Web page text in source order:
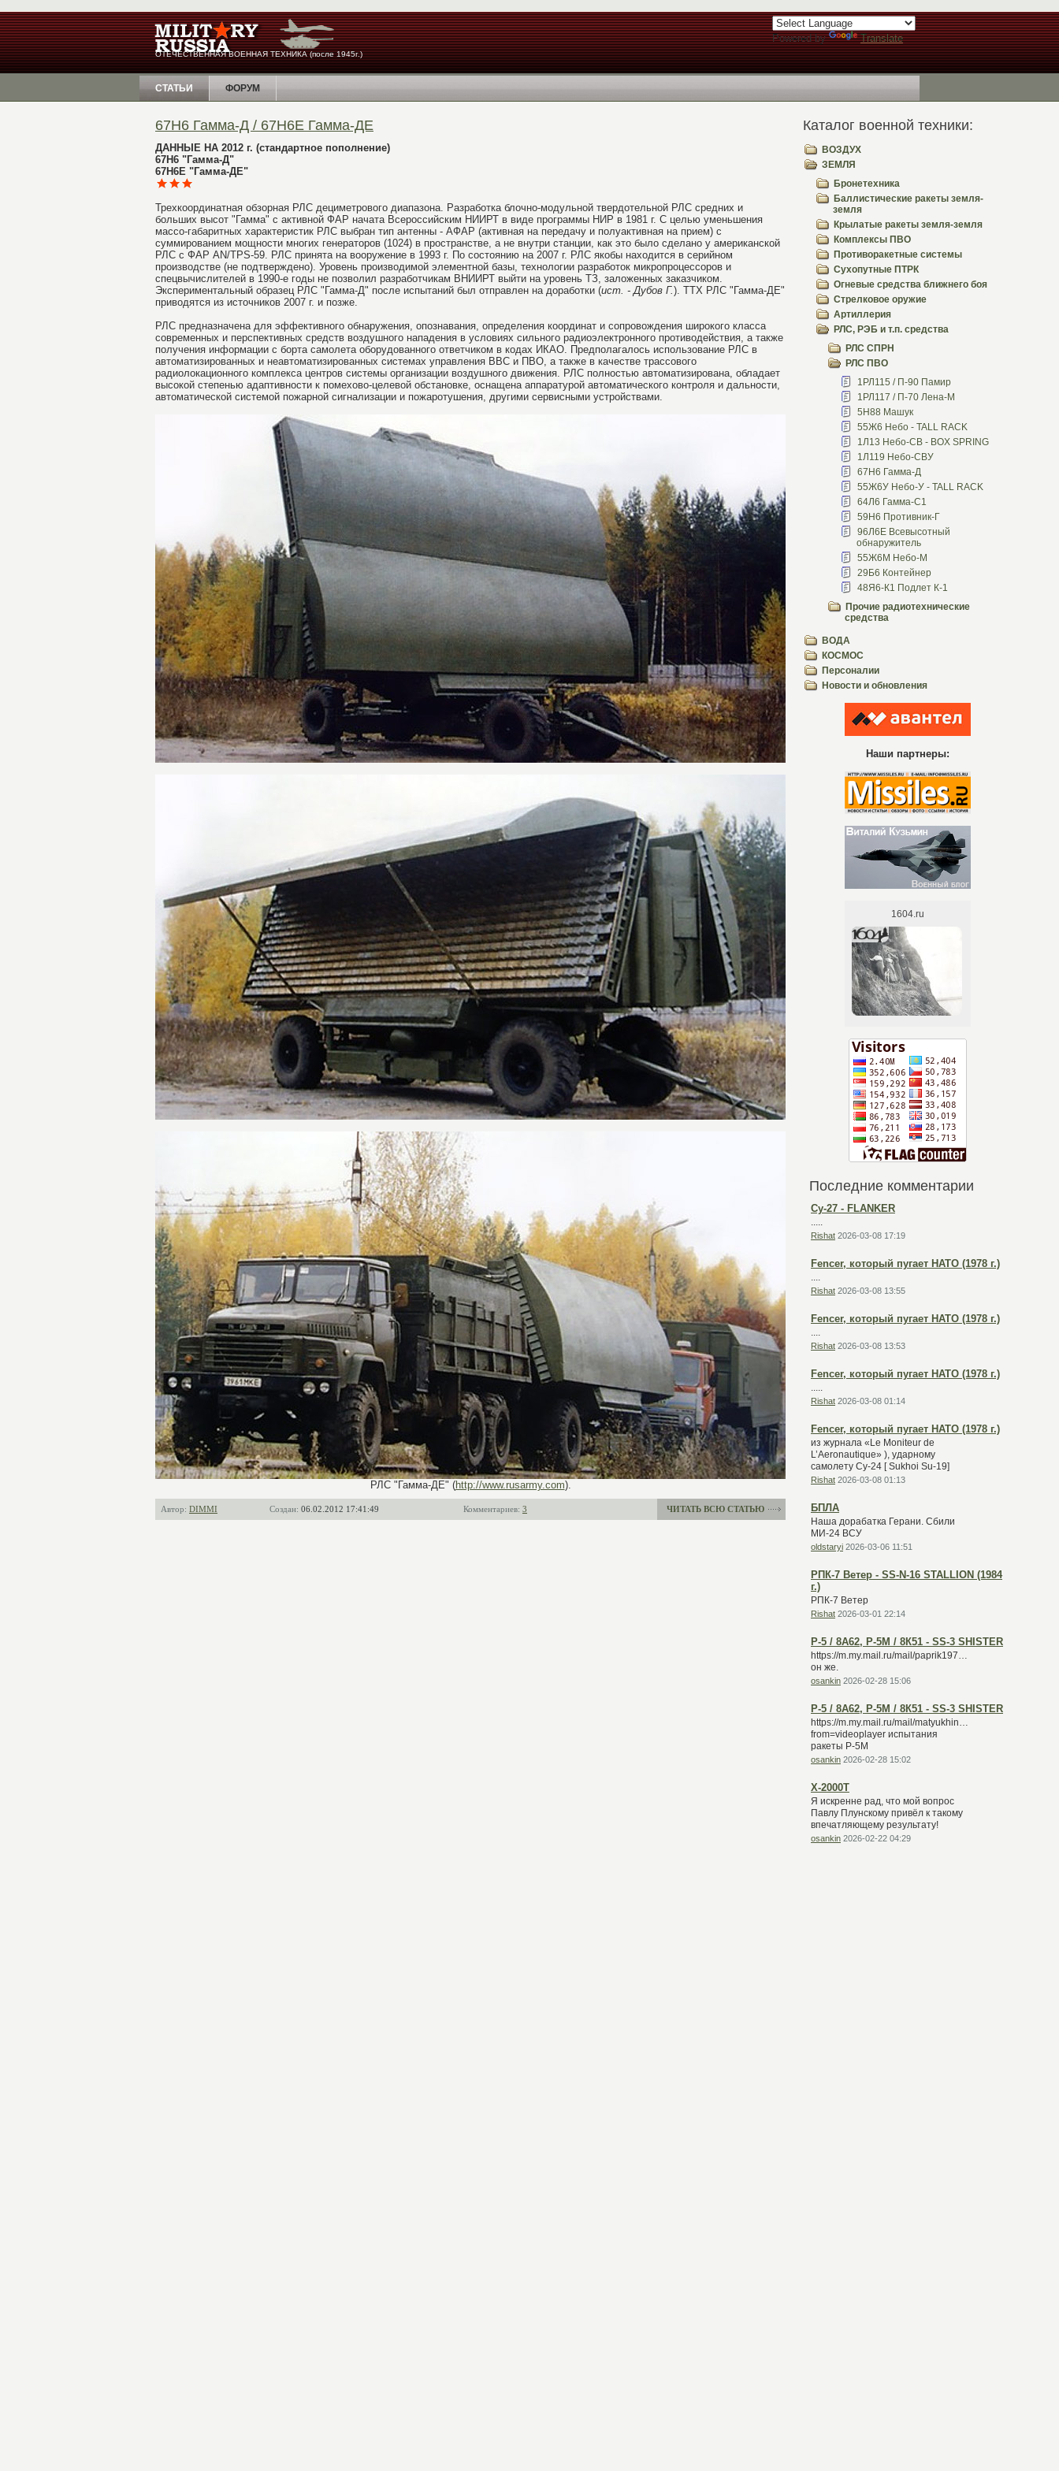
Powered by Translate
ОТЕЧЕСТВЕННАЯ ВОЕННАЯ ТЕХНИКА (после 1945г.)
СТАТЬИ ФОРУМ
67Н6 Гамма-Д / 67Н6Е Гамма-ДЕ
ДАННЫЕ НА 2012 г. (стандартное пополнение)
67Н6 "Гамма-Д"
67Н6Е "Гамма-ДЕ"
Трехкоординатная обзорная РЛС дециметрового диапазона. Разработка блочно-модульной твердотельной РЛС средних и
больших высот "Гамма" с активной ФАР начата Всероссийским НИИРТ в виде программы НИР в 1981 г. С целью уменьшения
массо-габаритных характеристик РЛС выбран тип антенны - АФАР (активная на передачу и полуактивная на прием) с
суммированием мощности многих генераторов (1024) в пространстве, а не внутри станции, как это было сделано у американской
РЛС с ФАР AN/TPS-59. РЛС принята на вооружение в 1993 г. По состоянию на 2007 г. РЛС якобы находится в серийном
производстве (не подтверждено). Уровень производимой элементной базы, технологии разработок микропроцессоров и
спецвычислителей в 1990-е годы не позволил разработчикам ВНИИРТ выйти на уровень ТЗ, заложенных заказчиком.
Экспериментальный образец РЛС "Гамма-Д" после испытаний был отправлен на доработки (ист. - Дубов Г.). ТТХ РЛС "Гамма-ДЕ"
приводятся из источников 2007 г. и позже.
РЛС предназначена для эффективного обнаружения, опознавания, определения координат и сопровождения широкого класса
современных и перспективных средств воздушного нападения в условиях сильного радиоэлектронного противодействия, а также
получения информации с борта самолета оборудованного ответчиком в кодах ИКАО. Предполагалось использование РЛС в
автоматизированных и неавтоматизированных системах управления ВВС и ПВО, а также в качестве трассового
радиолокационного комплекса центров системы организации воздушного движения. РЛС полностью автоматизирована, обладает
высокой степенью адаптивности к помехово-целевой обстановке, оснащена аппаратурой автоматического контроля и дальности,
автоматической системой пожарной сигнализации и пожаротушения, другими сервисными устройствами.
РЛС "Гамма-ДЕ" (http://www.rusarmy.com).
Автор: DIMMI Создан: 06.02.2012 17:41:49 Комментариев: 3 ЧИТАТЬ ВСЮ СТАТЬЮ
Каталог военной техники:
ВОЗДУХ
ЗЕМЛЯ
Бронетехника
Баллистические ракеты земля-
земля
Крылатые ракеты земля-земля
Комплексы ПВО
Противоракетные системы
Сухопутные ПТРК
Огневые средства ближнего боя
Стрелковое оружие
Артиллерия
РЛС, РЭБ и т.п. средства
РЛС СПРН
РЛС ПВО
1РЛ115 / П-90 Памир
1РЛ117 / П-70 Лена-М
5Н88 Машук
55Ж6 Небо - TALL RACK
1Л13 Небо-СВ - BOX SPRING
1Л119 Небо-СВУ
67Н6 Гамма-Д
55Ж6У Небо-У - TALL RACK
64Л6 Гамма-С1
59Н6 Противник-Г
96Л6Е Всевысотный
обнаружитель
55Ж6М Небо-М
29Б6 Контейнер
48Я6-К1 Подлет К-1
Прочие радиотехнические
средства
ВОДА
КОСМОС
Персоналии
Новости и обновления
Наши партнеры:
Последние комментарии
Су-27 - FLANKER
.....
Rishat 2026-03-08 17:19
Fencer, который пугает НАТО (1978 г.)
....
Rishat 2026-03-08 13:55
Fencer, который пугает НАТО (1978 г.)
....
Rishat 2026-03-08 13:53
Fencer, который пугает НАТО (1978 г.)
.....
Rishat 2026-03-08 01:14
Fencer, который пугает НАТО (1978 г.)
из журнала «Le Moniteur de
L’Aeronautique» ), ударному
самолету Су-24 [ Sukhoi Su-19]
Rishat 2026-03-08 01:13
БПЛА
Наша дорабатка Герани. Сбили
МИ-24 ВСУ
oldstaryi 2026-03-06 11:51
РПК-7 Ветер - SS-N-16 STALLION (1984
г.)
РПК-7 Ветер
Rishat 2026-03-01 22:14
Р-5 / 8А62, Р-5М / 8К51 - SS-3 SHISTER
https://m.my.mail.ru/mail/paprik1973/video/16/10270.html
он же.
osankin 2026-02-28 15:06
Р-5 / 8А62, Р-5М / 8К51 - SS-3 SHISTER
https://m.my.mail.ru/mail/matyukhin6060/video/13/
from=videoplayer испытания
ракеты Р-5М
osankin 2026-02-28 15:02
Х-2000Т
Я искренне рад, что мой вопрос
Павлу Плунскому привёл к такому
впечатляющему результату!
osankin 2026-02-22 04:29